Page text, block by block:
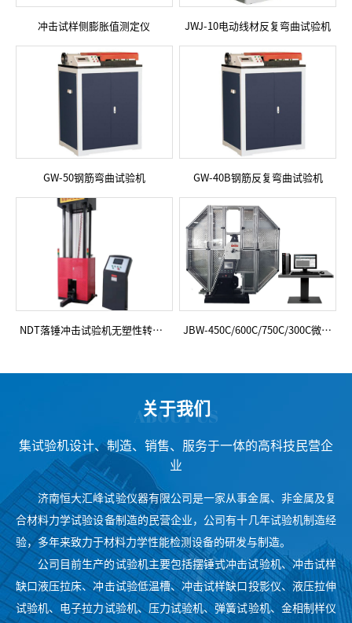
冲击试样侧膨胀值测定仪 JWJ-10电动线材反复弯曲试验机
GW-50钢筋弯曲试验机 GW-40B钢筋反复弯曲试验机
NDT落锤冲击试验机无塑性转变温度试验 JBW-450C/600C/750C/300C微机控制摆锤式冲击试验机简支梁冲击
关于我们
ABOUT US
集试验机设计、制造、销售、服务于一体的高科技民营企
业
济南恒大汇峰试验仪器有限公司是一家从事金属、非金属及复
合材料力学试验设备制造的民营企业，公司有十几年试验机制造经
验，多年来致力于材料力学性能检测设备的研发与制造。
公司目前生产的试验机主要包括摆锤式冲击试验机、冲击试样
缺口液压拉床、冲击试验低温槽、冲击试样缺口投影仪、液压拉伸
试验机、电子拉力试验机、压力试验机、弹簧试验机、金相制样仪